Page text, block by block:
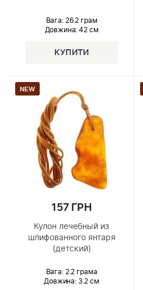
Вага: 26.2 грам
Довжина: 42 см
NEW
157 ГРН
Кулон лечебный из
шлифованного янтаря
(детский)
Вага: 2.2 грама
Довжина:3.2 см